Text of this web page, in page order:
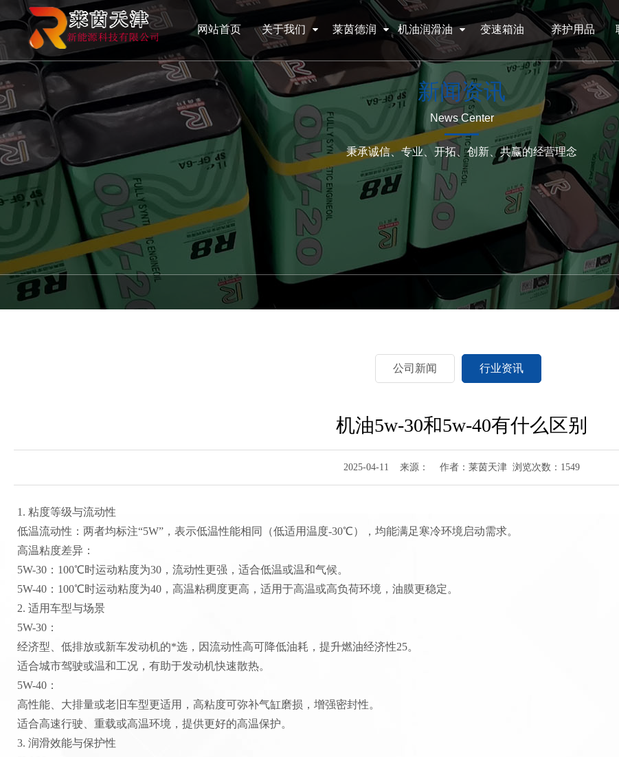
网站首页 关于我们 莱茵德润 机油润滑油 变速箱油 养护用品
新闻资讯
News Center
秉承诚信、专业、开拓、创新、共赢的经营理念
公司新闻 行业资讯
机油5w-30和5w-40有什么区别
2025-04-11 来源： 作者：莱茵天津 浏览次数：1549
1. ‌粘度等级与流动性‌
‌低温流动性‌：两者均标注“5W”，表示低温性能相同（低适用温度-30℃），均能满足寒冷环境启动需求‌。
‌高温粘度差异‌：
‌5W-30‌：100℃时运动粘度为30，流动性更强，适合低温或温和气候‌。
‌5W-40‌：100℃时运动粘度为40，高温粘稠度更高，适用于高温或高负荷环境，油膜更稳定‌。
2. ‌适用车型与场景‌
‌5W-30‌：
经济型、低排放或新车发动机的*选，因流动性高可降低油耗，提升燃油经济性‌25。
适合城市驾驶或温和工况，有助于发动机快速散热‌。
‌5W-40‌：
高性能、大排量或老旧车型更适用，高粘度可弥补气缸磨损，增强密封性‌。
适合高速行驶、重载或高温环境，提供更好的高温保护‌。
3. ‌润滑效能与保护性‌